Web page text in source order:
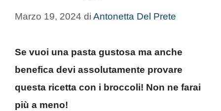
Marzo 19, 2024 di Antonetta Del Prete
Se vuoi una pasta gustosa ma anche
benefica devi assolutamente provare
questa ricetta con i broccoli! Non ne farai
più a meno!